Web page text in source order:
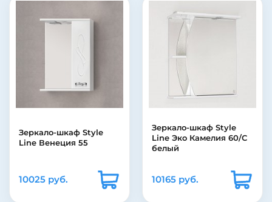
Зеркало-шкаф Style
Line Венеция 55
10025 руб.
Зеркало-шкаф Style
Line Эко Камелия 60/С
белый
10165 руб.